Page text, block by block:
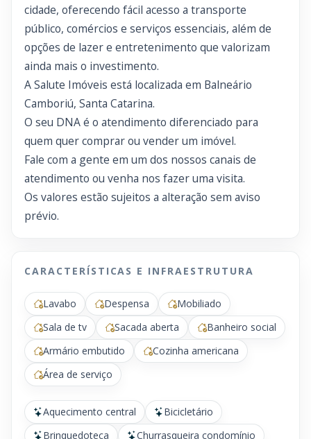
cidade, oferecendo fácil acesso a transporte
público, comércios e serviços essenciais, além de
opções de lazer e entretenimento que valorizam
ainda mais o investimento.
A Salute Imóveis está localizada em Balneário
Camboriú, Santa Catarina.
O seu DNA é o atendimento diferenciado para
quem quer comprar ou vender um imóvel.
Fale com a gente em um dos nossos canais de
atendimento ou venha nos fazer uma visita.
Os valores estão sujeitos a alteração sem aviso
prévio.
CARACTERÍSTICAS E INFRAESTRUTURA
Lavabo Despensa
Mobiliado
Sala de tv
Sacada aberta
Banheiro social
Armário embutido
Cozinha americana
Área de serviço
Aquecimento central
Bicicletário
Brinquedoteca
Churrasqueira condomínio